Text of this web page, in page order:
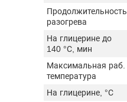
Продолжительность
разогрева
На глицерине до
140 °С, мин
Максимальная раб.
температура
На глицерине, °С